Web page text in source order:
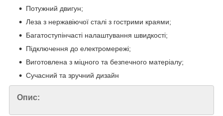
Потужний двигун;
Леза з нержавіючої сталі з гострими краями;
Багатоступінчасті налаштування швидкості;
Підключення до електромережі;
Виготовлена з міцного та безпечного матеріалу;
Сучасний та зручний дизайн
Опис: